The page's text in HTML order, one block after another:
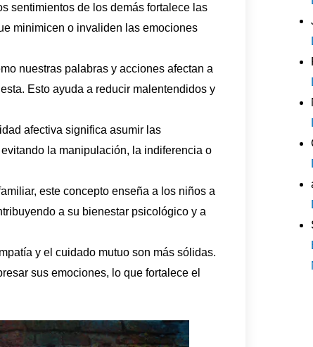
sentimientos de los demás fortalece las
minimicen o invaliden las emociones
nuestras palabras y acciones afectan a
Esto ayuda a reducir malentendidos y
afectiva significa asumir las
la manipulación, la indiferencia o
este concepto enseña a los niños a
a su bienestar psicológico y a
y el cuidado mutuo son más sólidas.
sus emociones, lo que fortalece el